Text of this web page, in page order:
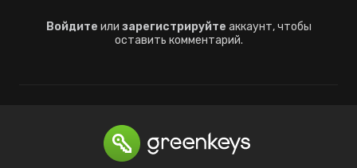
Войдите или зарегистрируйте аккаунт, чтобы
оставить комментарий.